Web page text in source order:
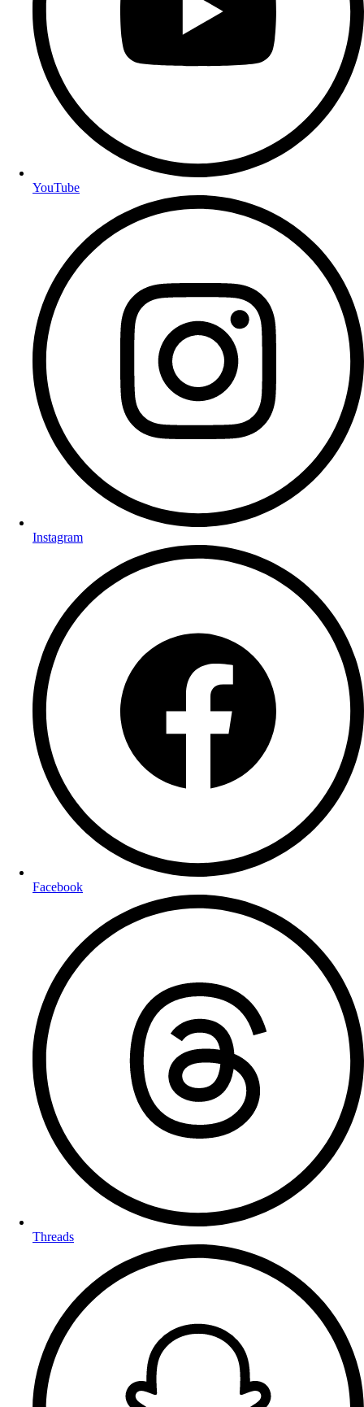
YouTube
Instagram
Facebook
Threads